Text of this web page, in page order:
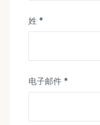
姓 *
电子邮件 *